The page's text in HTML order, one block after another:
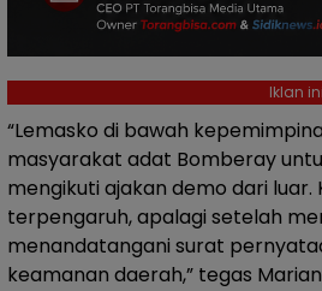
Iklan
“Lemasko di bawah
masyarakat adat Bomberay
mengikuti ajakan demo dari
terpengaruh, apalagi setelah
menandatangani surat
keamanan daerah,” tegas